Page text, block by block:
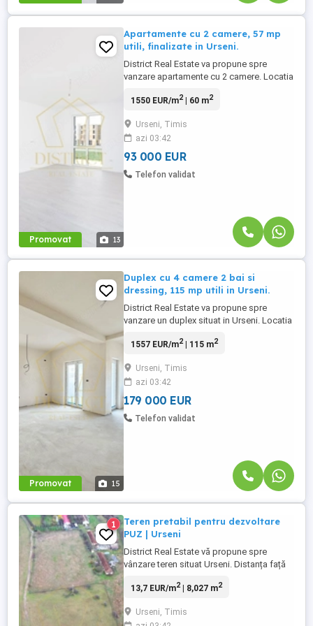
Promovat 13
Apartamente cu 2 camere, 57 mp
utili, finalizate in Urseni.
District Real Estate va propune spre
vanzare apartamente cu 2 camere. Locatia
doresc sa se detaseze de agitatia
la parter cu gradina de 45 mp, la etajul 1 si
2. Preturile sunt urmatoarele: Parter cu
gradina - 96.000€ Etajul ...
1550 EUR/m2| 60 m2
Urseni, Timis
azi 03:42
93 000 EUR
Telefon validat
Promovat 15
Duplex cu 4 camere 2 bai si
dressing, 115 mp utili in Urseni.
District Real Estate va propune spre
vanzare un duplex situat in Urseni. Locatia
doresc sa se detaseze de agitatia
transport în comun, distanta pana in statie
este de aproximativ 1-2 minute. Imobilul
dispune de 115 mp ...
1557 EUR/m2| 115 m2
Urseni, Timis
azi 03:42
179 000 EUR
Telefon validat
1
Teren pretabil pentru dezvoltare
PUZ | Urseni
District Real Estate vă propune spre
vânzare teren situat Urseni. Distanța față
centura Timisoarei fac aceasta parcela
PUZ. Utilități: Transformator de curent
13,7 EUR/m2| 8,027 m2
Urseni, Timis